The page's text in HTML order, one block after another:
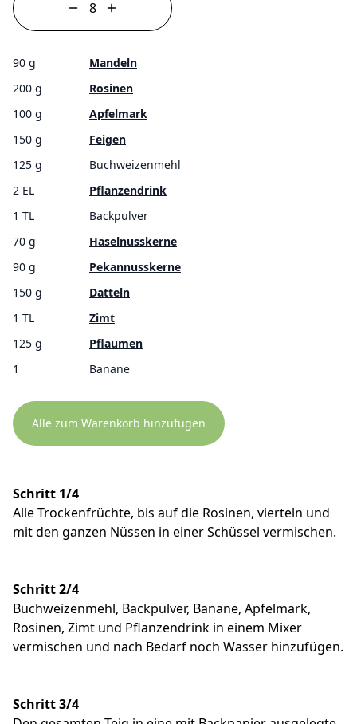
90 g
Mandeln
200 g
Rosinen
100 g
Apfelmark
150 g
Feigen
125 g
Buchweizenmehl
2 EL
Pflanzendrink
1 TL
Backpulver
70 g
Haselnusskerne
90 g
Pekannusskerne
150 g
Datteln
1 TL
Zimt
125 g
Pflaumen
1
Banane
Alle zum Warenkorb hinzufügen
Schritt 1/4
Alle Trockenfrüchte, bis auf die Rosinen, vierteln und
mit den ganzen Nüssen in einer Schüssel vermischen.
Schritt 2/4
Buchweizenmehl, Backpulver, Banane, Apfelmark,
Rosinen, Zimt und Pflanzendrink in einem Mixer
vermischen und nach Bedarf noch Wasser hinzufügen.
Schritt 3/4